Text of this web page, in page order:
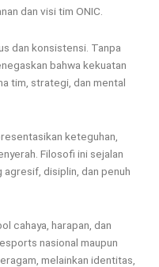
dan visi tim ONIC.
dan konsistensi. Tanpa
bahwa kekuatan
tim, strategi, dan mental
keteguhan,
Filosofi ini sejalan
agresif, disiplin, dan penuh
cahaya, harapan, dan
nasional maupun
melainkan identitas,